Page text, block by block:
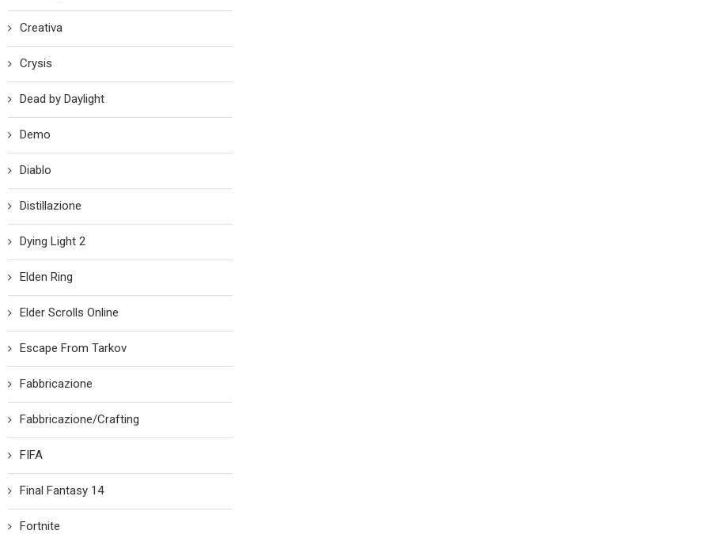
Creativa
Crysis
Dead by Daylight
Demo
Diablo
Distillazione
Dying Light 2
Elden Ring
Elder Scrolls Online
Escape From Tarkov
Fabbricazione
Fabbricazione/Crafting
FIFA
Final Fantasy 14
Fortnite